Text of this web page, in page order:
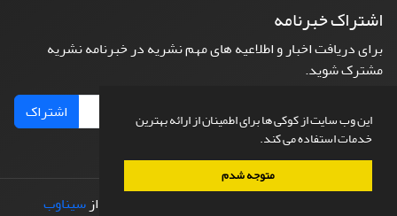
این وب سایت از کوکی ها برای اطمینان از ارائه بهترین
خدمات استفاده می کند.
متوجه شدم
اشتراک خبرنامه
برای دریافت اخبار و اطلاعیه های مهم نشریه در خبرنامه نشریه
مشترک شوید.
اشتراک
طراحی و پیاده سازی ازسیناوب